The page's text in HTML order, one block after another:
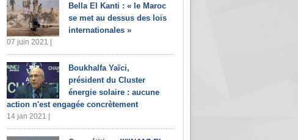
Bella El Kanti : « le Maroc
se met au dessus des lois
internationales »
07 juin 2021 |
Boukhalfa Yaïci,
président du Cluster
énergie solaire : aucune
action n'est engagée concrètement
14 jan 2021 |